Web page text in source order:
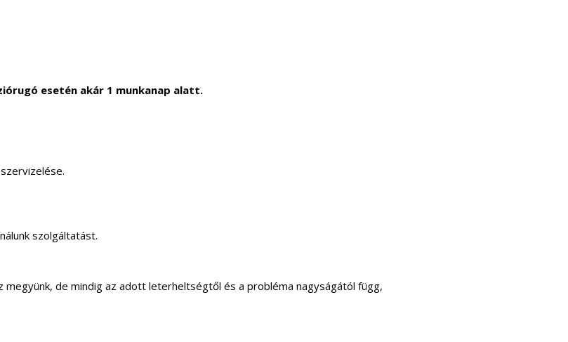
esetén akár 1 munkanap alatt.
szolgáltatást.
de mindig az adott leterheltségtől és a probléma nagyságától függ,